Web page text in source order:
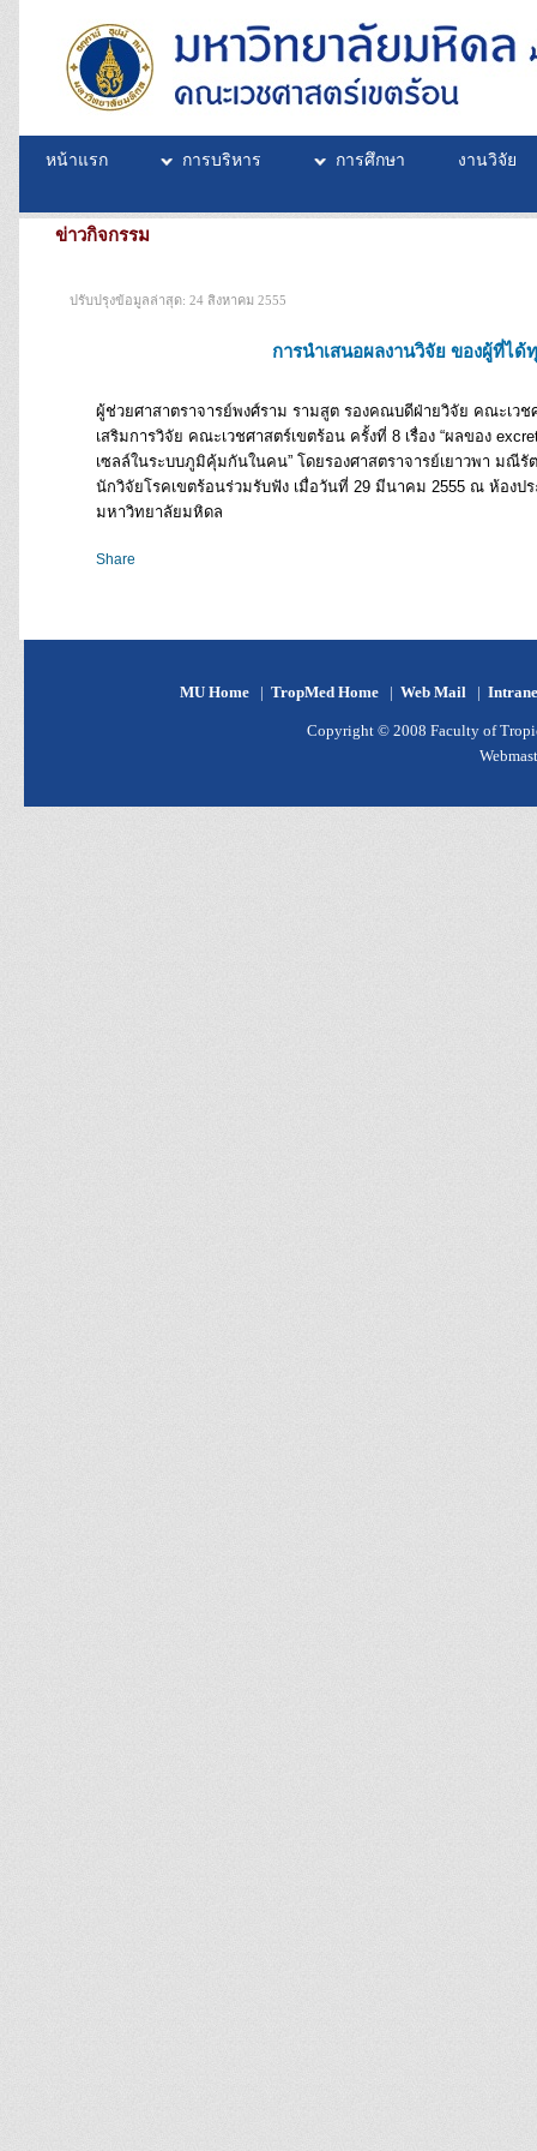
หน้าแรก การบริหาร การศึกษา งานวิจัย
ข่าวกิจกรรม
ปรับปรุงข้อมูลล่าสุด: 24 สิงหาคม 2555
การนำเสนอผลงานวิจัย ของผู้ที่ได้
ผู้ช่วยศาสาตราจารย์พงศ์ราม รามสูต รองคณบดีฝ่ายวิจัย คณะเว
เสริมการวิจัย คณะเวชศาสตร์เขตร้อน ครั้งที่ 8 เรื่อง “ผลของ
เซลล์ในระบบภูมิคุ้มกันในคน” โดยรองศาสตราจารย์เยาวพา มณี
นักวิจัยโรคเขตร้อนร่วมรับฟัง เมื่อวันที่ 29 มีนาคม 2555 ณ ห้องป
มหาวิทยาลัยมหิดล
Share
MU Home | TropMed Home | Web Mail |
Copyright © 2008 Faculty of